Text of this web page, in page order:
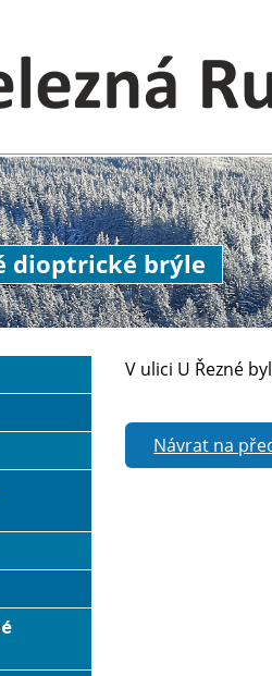
dioptrické brýle
V ulici U Řezné
Návrat na